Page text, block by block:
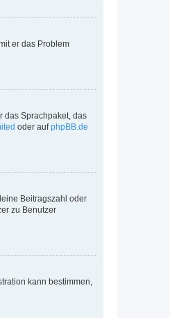
er das Problem
das Sprachpaket, das
oder aufphpBB.de
Beitragszahl oder
zu Benutzer
kann bestimmen,